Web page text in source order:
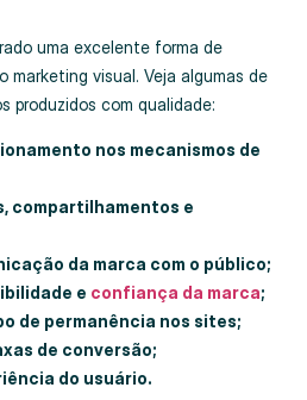
uma excelente forma de
marketing visual. Veja algumas de
produzidos com qualidade:
nos mecanismos de
compartilhamentos e
da marca com o público;
e confiança da marca;
de permanência nos sites;
de conversão;
do usuário.